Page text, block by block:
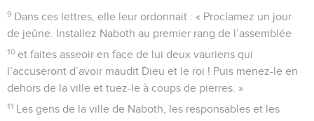
9 Dans ces lettres, elle leur ordonnait : « Proclamez un jour
de jeûne. Installez Naboth au premier rang de l’assemblée
10 et faites asseoir en face de lui deux vauriens qui
l’accuseront d’avoir maudit Dieu et le roi ! Puis menez-le en
dehors de la ville et tuez-le à coups de pierres. »
11 Les gens de la ville de Naboth, les responsables et les